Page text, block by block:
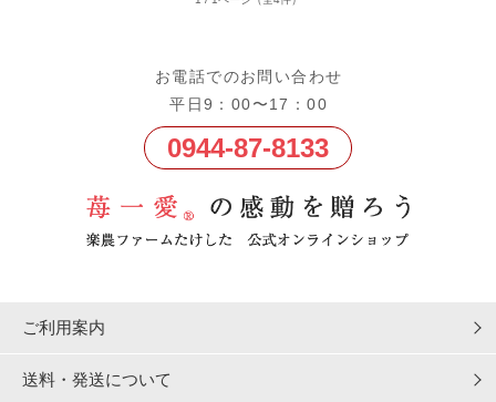
お電話でのお問い合わせ
平日9：00〜17：00
0944-87-8133
ご利用案内
送料・発送について